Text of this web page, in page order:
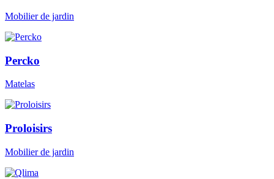
Mobilier de jardin
Percko
Matelas
Proloisirs
Mobilier de jardin